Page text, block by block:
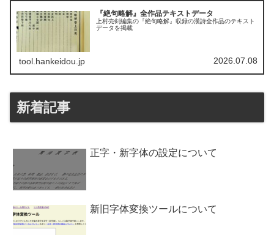
『絶句略解』全作品テキストデータ
上村売剣編集の『絶句略解』収録の漢詩全作品のテキスト
データを掲載
tool.hankeidou.jp 2026.07.08
新着記事
正字・新字体の設定について
新旧字体変換ツールについて